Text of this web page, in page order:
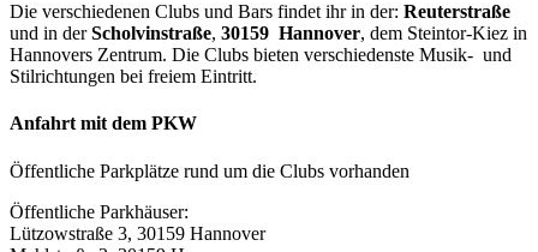
Die verschiedenen Clubs und Bars findet ihr in der: Reuterstraße
und in derScholvinstraße, 30159 Hannover, dem Steintor-Kiez in
Hannovers Zentrum. Die Clubs bieten verschiedenste Musik- und
Stilrichtungen bei freiem Eintritt.
Anfahrt mit dem PKW
Öffentliche Parkplätze rund um die Clubs vorhanden
Öffentliche Parkhäuser:
Lützowstraße 3, 30159 Hannover